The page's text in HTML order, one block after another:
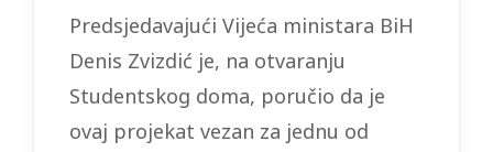
Predsjedavajući Vijeća ministara BiH
Denis Zvizdić je, na otvaranju
Studentskog doma, poručio da je
ovaj projekat vezan za jednu od